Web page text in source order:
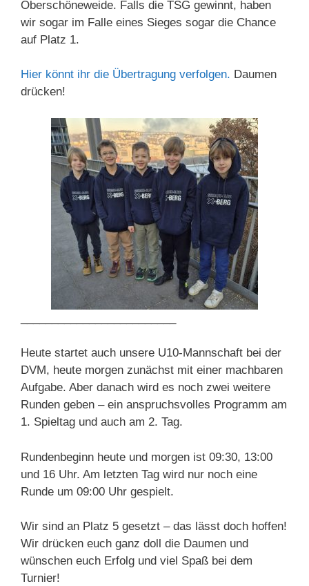
Oberschöneweide. Falls die TSG gewinnt, haben
wir sogar im Falle eines Sieges sogar die Chance
auf Platz 1.
Hier könnt ihr die Übertragung verfolgen. Daumen
drücken!
Heute startet auch unsere U10-Mannschaft bei der
DVM, heute morgen zunächst mit einer machbaren
Aufgabe. Aber danach wird es noch zwei weitere
Runden geben – ein anspruchsvolles Programm am
1. Spieltag und auch am 2. Tag.
Rundenbeginn heute und morgen ist 09:30, 13:00
und 16 Uhr. Am letzten Tag wird nur noch eine
Runde um 09:00 Uhr gespielt.
Wir sind an Platz 5 gesetzt – das lässt doch hoffen!
Wir drücken euch ganz doll die Daumen und
wünschen euch Erfolg und viel Spaß bei dem
Turnier!